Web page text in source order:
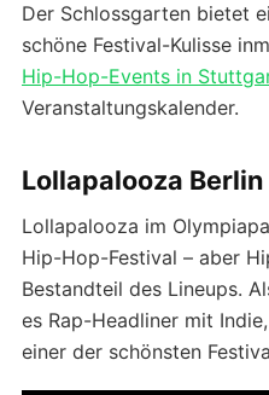
Der Schlossgarten bietet
schöne Festival-Kulisse
Hip-Hop-Events in
Veranstaltungskalender.
Lollapalooza Berlin
Lollapalooza im
Hip-Hop-Festival – aber
Bestandteil des Lineups.
es Rap-Headliner mit
einer der schönsten